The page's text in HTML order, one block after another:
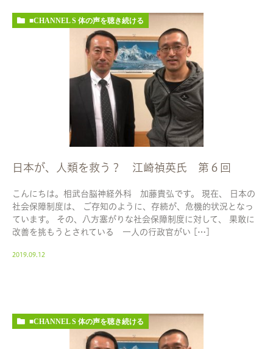
■CHANNEL S 体の声を聴き続ける
日本が、人類を救う？ 江崎禎英氏 第６回
こんにちは。相武台脳神経外科 加藤貴弘です。 現在、 日本の
社会保障制度は、 ご存知のように、存続が、危機的状況となっ
ています。 その、八方塞がりな社会保障制度に対して、 果敢に
改善を挑もうとされている 一人の行政官がい […]
2019.09.12
■CHANNEL S 体の声を聴き続ける